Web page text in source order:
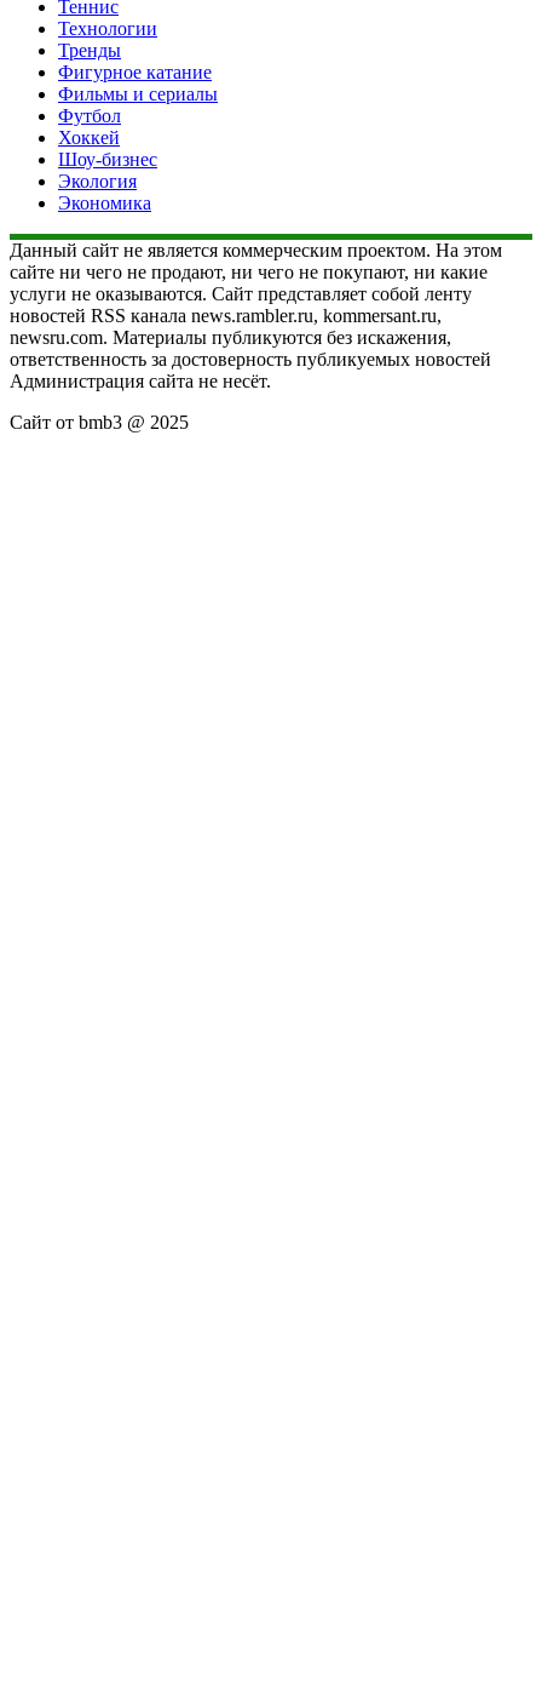
Теннис
Технологии
Тренды
Фигурное катание
Фильмы и сериалы
Футбол
Хоккей
Шоу-бизнес
Экология
Экономика
Данный сайт не является коммерческим проектом. На этом
сайте ни чего не продают, ни чего не покупают, ни какие
услуги не оказываются. Сайт представляет собой ленту
новостей RSS канала news.rambler.ru, kommersant.ru,
newsru.com. Материалы публикуются без искажения,
ответственность за достоверность публикуемых новостей
Администрация сайта не несёт.
Сайт от bmb3 @ 2025